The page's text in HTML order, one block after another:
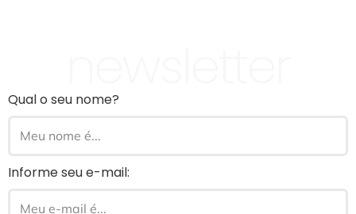
Qual o seu nome?
Informe seu e-mail: